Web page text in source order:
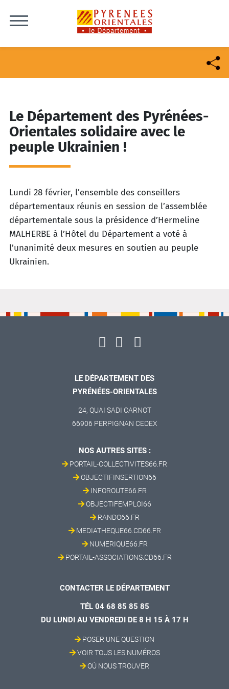
Le Département des Pyrénées-
Orientales solidaire avec le
peuple Ukrainien !
Lundi 28 février, l’ensemble des conseillers
départementaux réunis en session de l’assemblée
départementale sous la présidence d’Hermeline
MALHERBE à l’Hôtel du Département a voté à
l’unanimité deux mesures en soutien au peuple
Ukrainien.
LE DÉPARTEMENT DES
PYRÉNÉES-ORIENTALES
24, QUAI SADI CARNOT
66906 PERPIGNAN CEDEX
NOS AUTRES SITES :
PORTAIL-COLLECTIVITES66.FR
OBJECTIFINSERTION66
INFOROUTE66.FR
OBJECTIFEMPLOI66
RANDO66.FR
MEDIATHEQUE66.CD66.FR
NUMERIQUE66.FR
PORTAIL-ASSOCIATIONS.CD66.FR
CONTACTER LE DÉPARTEMENT
TÉL 04 68 85 85 85
DU LUNDI AU VENDREDI DE 8 H 15 À 17 H
POSER UNE QUESTION
VOIR TOUS LES NUMÉROS
OÙ NOUS TROUVER